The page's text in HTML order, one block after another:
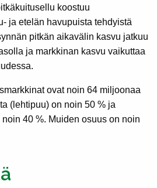
koostuu
ja etelän havupuista tehdyistä
pitkän aikavälin kasvu jatkuu
ja markkinan kasvu vaikuttaa
ovat noin 64 miljoonaa
(lehtipuu) on noin 50 % ja
40 %. Muiden osuus on noin